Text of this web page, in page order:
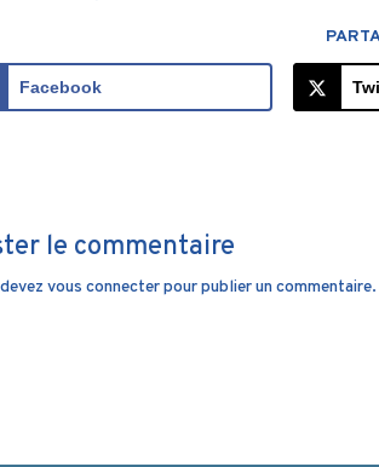
Facebook
le commentaire
vous connecterpour publier un commentaire.